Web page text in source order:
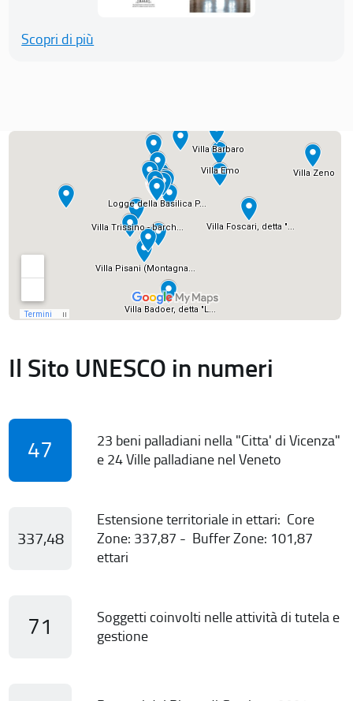
Scopri di più
Il Sito UNESCO in numeri
47
23 beni palladiani nella "Citta' di Vicenza"
e 24 Ville palladiane nel Veneto
337,48
Estensione territoriale in ettari: Core
Zone: 337,87 - Buffer Zone: 101,87
ettari
71
Soggetti coinvolti nelle attività di tutela e
gestione